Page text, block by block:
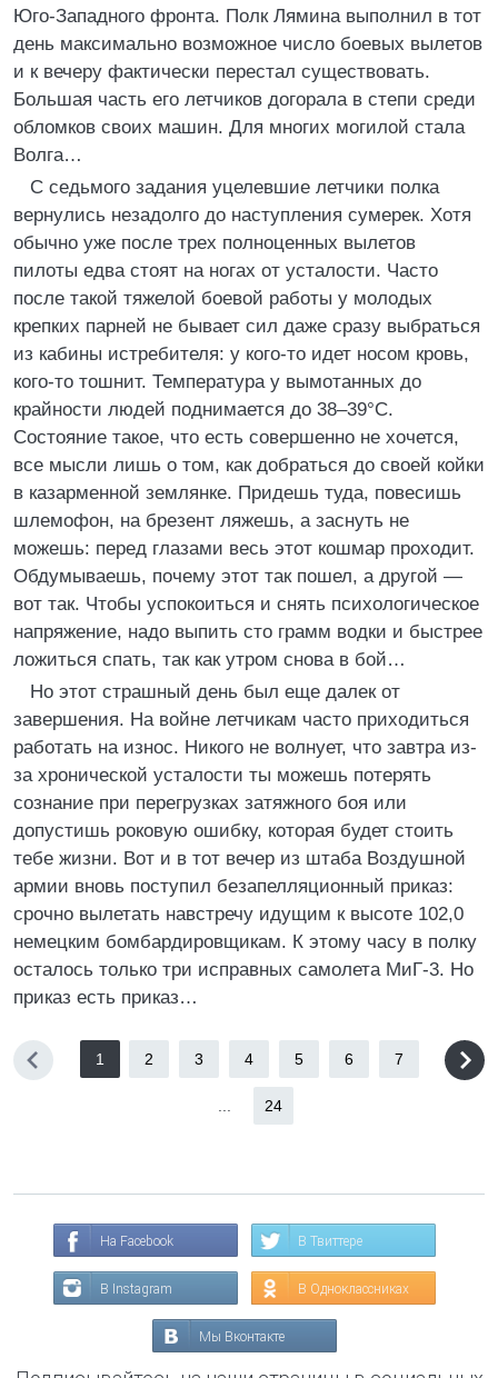
Юго-Западного фронта. Полк Лямина выполнил в тот
день максимально возможное число боевых вылетов
и к вечеру фактически перестал существовать.
Большая часть его летчиков догорала в степи среди
обломков своих машин. Для многих могилой стала
Волга…
С седьмого задания уцелевшие летчики полка
вернулись незадолго до наступления сумерек. Хотя
обычно уже после трех полноценных вылетов
пилоты едва стоят на ногах от усталости. Часто
после такой тяжелой боевой работы у молодых
крепких парней не бывает сил даже сразу выбраться
из кабины истребителя: у кого-то идет носом кровь,
кого-то тошнит. Температура у вымотанных до
крайности людей поднимается до 38–39°C.
Состояние такое, что есть совершенно не хочется,
все мысли лишь о том, как добраться до своей койки
в казарменной землянке. Придешь туда, повесишь
шлемофон, на брезент ляжешь, а заснуть не
можешь: перед глазами весь этот кошмар проходит.
Обдумываешь, почему этот так пошел, а другой —
вот так. Чтобы успокоиться и снять психологическое
напряжение, надо выпить сто грамм водки и быстрее
ложиться спать, так как утром снова в бой…
Но этот страшный день был еще далек от
завершения. На войне летчикам часто приходиться
работать на износ. Никого не волнует, что завтра из-
за хронической усталости ты можешь потерять
сознание при перегрузках затяжного боя или
допустишь роковую ошибку, которая будет стоить
тебе жизни. Вот и в тот вечер из штаба Воздушной
армии вновь поступил безапелляционный приказ:
срочно вылетать навстречу идущим к высоте 102,0
немецким бомбардировщикам. К этому часу в полку
осталось только три исправных самолета МиГ-3. Но
приказ есть приказ…
1 2 3 4 5 6 7
24
На Facebook В Твиттере
В Instagram В Одноклассниках
Мы Вконтакте